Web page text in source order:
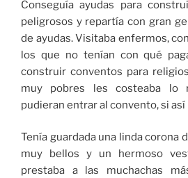
Conseguía ayudas para
peligrosos y repartía con gran
de ayudas. Visitaba enfermos,
los que no tenían con qué
construir conventos para
muy pobres les costeaba lo
pudieran entrar al convento, si así
Tenía guardada una linda corona
muy bellos y un hermoso
prestaba a las muchachas